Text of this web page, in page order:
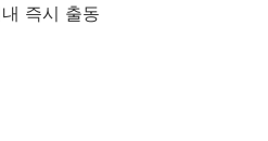
즉시 출동